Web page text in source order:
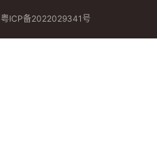
粤ICP备2022029341号